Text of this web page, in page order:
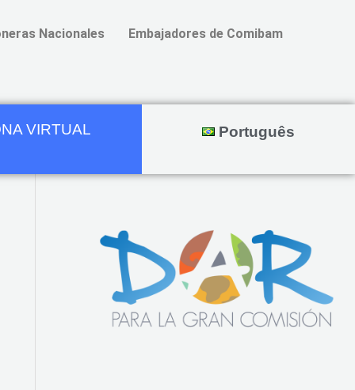
Nacionales Embajadores de Comibam
VIRTUAL Português